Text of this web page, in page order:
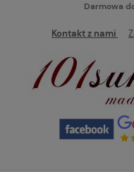
Darmowa
Kontakt z nami